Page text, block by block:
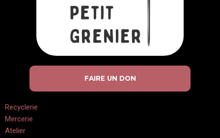
FAIRE UN DON
Recyclerie
Mercerie
Atelier